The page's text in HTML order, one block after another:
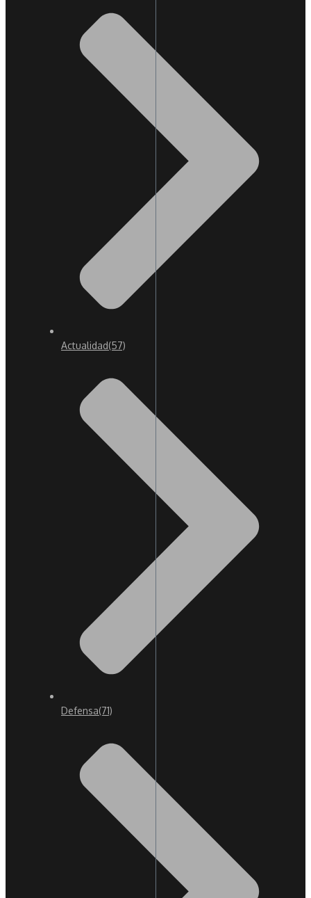
Actualidad(57)
Defensa(71)